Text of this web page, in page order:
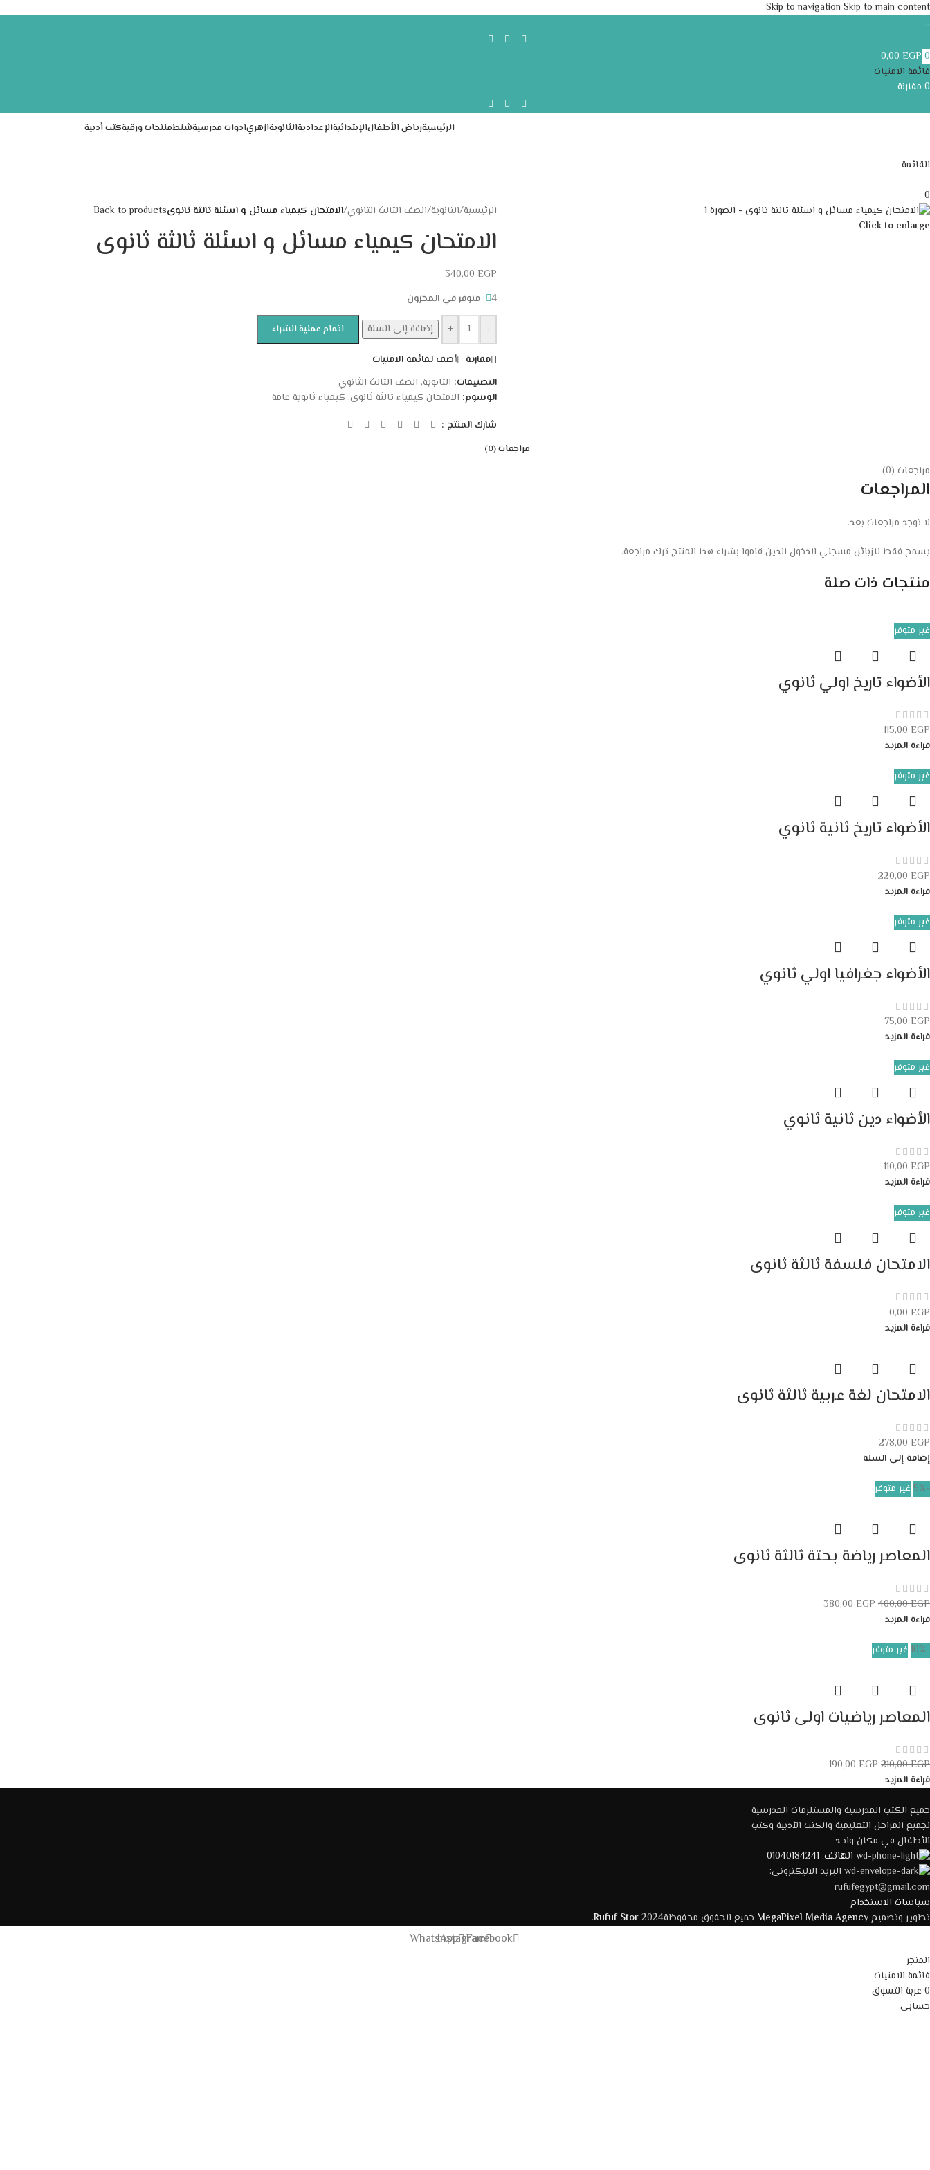
Skip to navigation Skip to main content
..
0
0,00 EGP
قائمة الامنيات
0 مقارنة
الرئيسيةرياض الأطفالالإبتدائيةالإعداديةالثانويةازهريادوات مدرسيةشنطمنتجات ورقيةكتب أدبية
القائمة
0
Click to enlarge
الرئيسية/الثانوية/الصف الثالث الثانوي/الامتحان كيمياء مسائل و اسئلة ثالثة ثانوىBack to products
الامتحان كيمياء مسائل و اسئلة ثالثة ثانوى
340,00 EGP
4 متوفر في المخزون
-
+ إضافة إلى السلة اتمام عملية الشراء
مقارنة
أضف لقائمة الامنيات
التصنيفات: الثانوية, الصف الثالث الثانوي
الوسوم: الامتحان كيمياء ثالثة ثانوى, كيمياء ثانوية عامة
شارك المنتج :
مراجعات (0)
مراجعات (0)
المراجعات
لا توجد مراجعات بعد.
يسمح فقط للزبائن مسجلي الدخول الذين قاموا بشراء هذا المنتج ترك مراجعة.
منتجات ذات صلة
غير متوفر
الأضواء تاريخ اولي ثانوي
115,00 EGP
قراءة المزيد
غير متوفر
الأضواء تاريخ ثانية ثانوي
220,00 EGP
قراءة المزيد
غير متوفر
الأضواء جغرافيا اولي ثانوي
75,00 EGP
قراءة المزيد
غير متوفر
الأضواء دين ثانية ثانوي
110,00 EGP
قراءة المزيد
غير متوفر
الامتحان فلسفة ثالثة ثانوى
0,00 EGP
قراءة المزيد
الامتحان لغة عربية ثالثة ثانوى
278,00 EGP
إضافة إلى السلة
-5%
غير متوفر
المعاصر رياضة بحتة ثالثة ثانوى
400,00EGP
380,00 EGP
قراءة المزيد
-10%
غير متوفر
المعاصر رياضيات اولى ثانوى
210,00EGP
190,00 EGP
قراءة المزيد
جميع الكتب المدرسية والمستلزمات المدرسية
لجميع المراحل التعليمية والكتب الأدبية وكتب
الأطفال في مكان واحد
الهاتف: 01040184241
البريد الاليكترونى:
rufufegypt@gmail.com
سياسات الاستخدام
تطوير وتصميمMegaPixel Media Agency جميع الحقوق محفوظة2024 Rufuf Stor
.
Facebook
Instagram
WhatsApp
المتجر
قائمة الامنيات
0 عربة التسوق
حسابى